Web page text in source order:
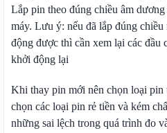
Lắp pin theo đúng chiều âm
máy. Lưu ý: nếu đã lắp đúng
động được thì cần xem lại các đầu
khởi động lại
Khi thay pin mới nên chọn loại pin
chọn các loại pin rẻ tiền và kém
những sai lệch trong quá trình đo